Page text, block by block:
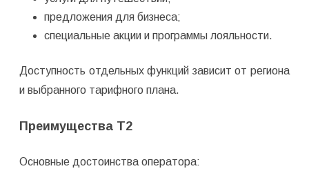
предложения для бизнеса;
специальные акции и программы лояльности.
Доступность отдельных функций зависит от региона
и выбранного тарифного плана.
Преимущества T2
Основные достоинства оператора: